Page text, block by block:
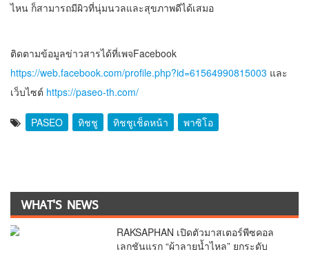
ไหน ก็สามารถมีผิวที่นุ่มนวลและสุขภาพดีได้เสมอ
ติดตามข้อมูลข่าวสารได้ที่เพจFacebook
https://web.facebook.com/profile.php?id=61564990815003 และ
เว็บไซต์ https://paseo-th.com/
PASEO ทิชชู ทิชชูเช็ดหน้า พาซิโอ
WHAT'S NEWS
RAKSAPHAN เปิดตัวมาสเตอร์พีซคอล
เลกชันแรก “ผ้าลายน้ำไหล” ยกระดับ
ภูมิปัญญาท้องถิ่นสู่งานศิลป์ระดับสากล